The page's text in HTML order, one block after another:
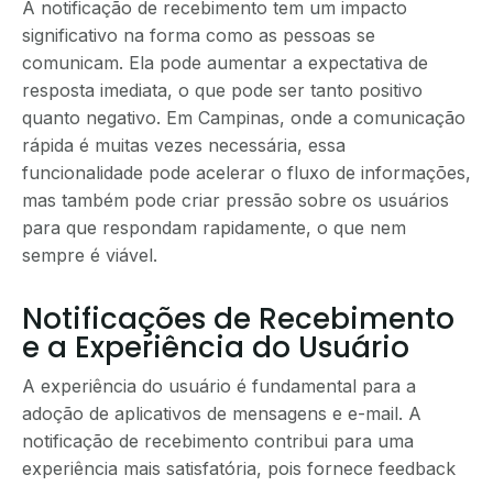
A notificação de recebimento tem um impacto
significativo na forma como as pessoas se
comunicam. Ela pode aumentar a expectativa de
resposta imediata, o que pode ser tanto positivo
quanto negativo. Em Campinas, onde a comunicação
rápida é muitas vezes necessária, essa
funcionalidade pode acelerar o fluxo de informações,
mas também pode criar pressão sobre os usuários
para que respondam rapidamente, o que nem
sempre é viável.
Notificações de Recebimento
e a Experiência do Usuário
A experiência do usuário é fundamental para a
adoção de aplicativos de mensagens e e-mail. A
notificação de recebimento contribui para uma
experiência mais satisfatória, pois fornece feedback